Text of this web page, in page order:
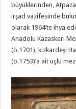
büyüklerinden,
irşad vazifesinde
olarak 1964’te ihya
Anadolu Kazaskeri
(ö.1701), kızkardeşi
(ö.1753)’a ait üçlü